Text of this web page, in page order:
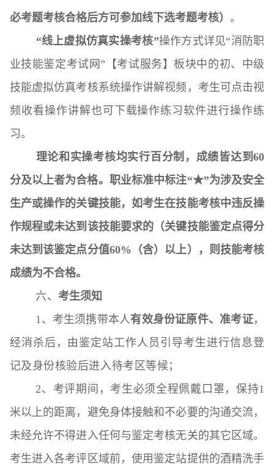
必考题考核合格后方可参加线下选考题考核） 。
“线上虚拟仿真实操考核”操作方式详见“消防职
业技能鉴定考试网”【考试服务】板块中的初、中级
技能虚拟仿真考核系统操作讲解视频，考生可点击视
频收看操作讲解也可下载操作练习软件进行操作练
习。
理论和 实操考核均实行百分制，成绩皆达到60
分及以上者为合格。 职业标准中标注“★”为涉及安全
生产或操作的关键技能，如考生在技能考核中违反操
作规程或未达到该技能要求的（关键技能鉴定点得分
未达到该鉴定点分值60%（含）以上），则技能考核
成绩为不合格。
六、考生须知
1、考生须携带本人有效身份证原件、准考证，
经消杀后，由鉴定站工作人员引导考生进行信息登
记及身份核验后进入待考区等候；
2、考评期间，考生必须全程佩戴口罩，保持1
米以上的距离，避免身体接触和不必要的沟通交流，
未经允许不得进入任何与鉴定考核无关的其它区域。
考生进入各考评区域前，使用鉴定站提供的酒精洗手